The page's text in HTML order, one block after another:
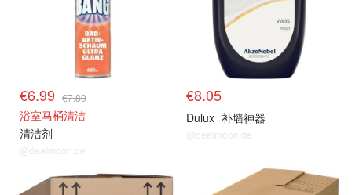
€6.99 €7.80
浴室马桶清洁
清洁剂
@dealmoon.de
€8.05
Dulux 补墙神器
@dealmoon.de